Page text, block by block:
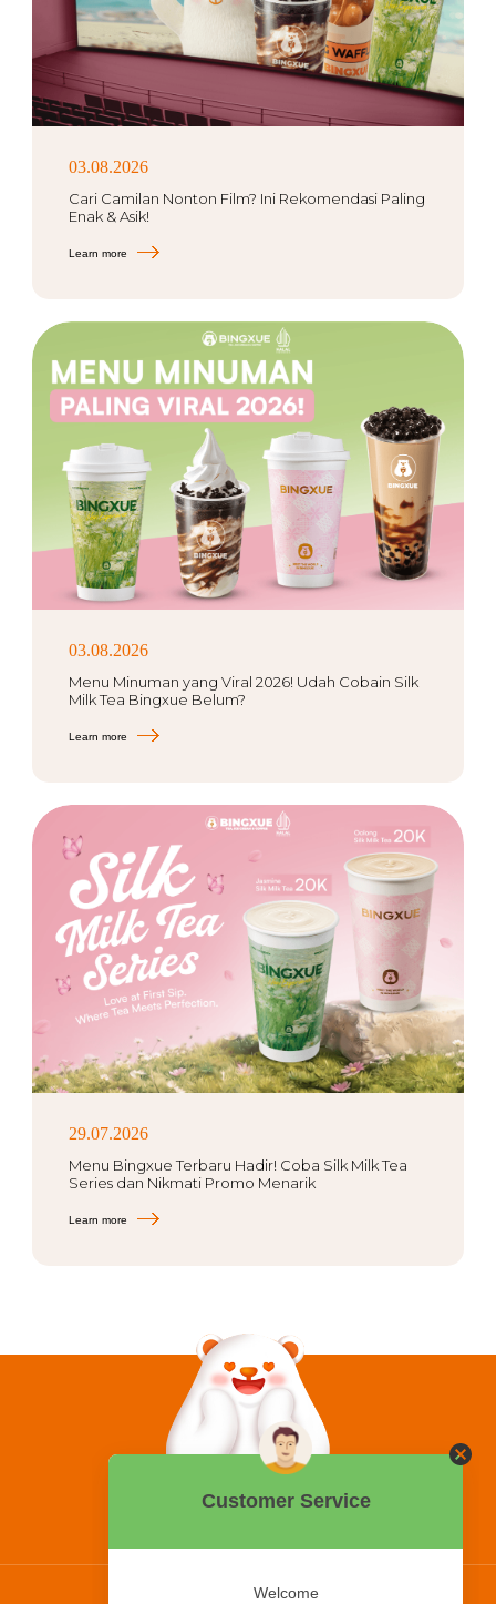
03.08.2026
Cari Camilan Nonton Film? Ini Rekomendasi Paling
Enak & Asik!
Learn more
03.08.2026
Menu Minuman yang Viral 2026! Udah Cobain Silk
Milk Tea Bingxue Belum?
Learn more
29.07.2026
Menu Bingxue Terbaru Hadir! Coba Silk Milk Tea
Series dan Nikmati Promo Menarik
Learn more
0858 2015 9999